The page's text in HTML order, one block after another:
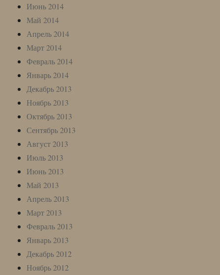
Июнь 2014
Май 2014
Апрель 2014
Март 2014
Февраль 2014
Январь 2014
Декабрь 2013
Ноябрь 2013
Октябрь 2013
Сентябрь 2013
Август 2013
Июль 2013
Июнь 2013
Май 2013
Апрель 2013
Март 2013
Февраль 2013
Январь 2013
Декабрь 2012
Ноябрь 2012